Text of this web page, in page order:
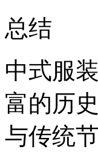
总结
中式服
富的历
与传统